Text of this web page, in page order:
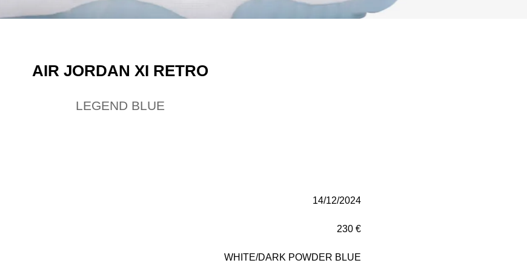
AIR JORDAN XI RETRO
LEGEND BLUE
14/12/2024
230 €
WHITE/DARK POWDER BLUE